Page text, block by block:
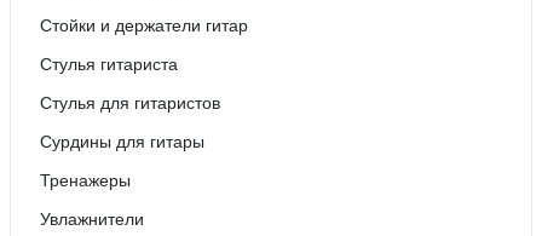
Стойки и держатели гитар
Стулья гитариста
Стулья для гитаристов
Сурдины для гитары
Тренажеры
Увлажнители